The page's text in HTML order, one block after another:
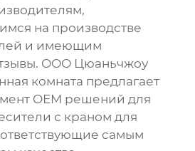
на производстве
и имеющим
ООО Цюаньчжоу
комната предлагает
OEM решений для
с краном для
самым